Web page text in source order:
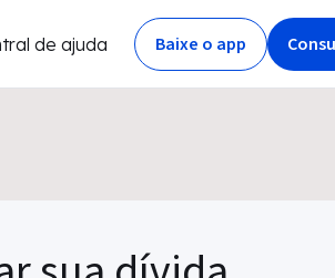
de ajuda Baixe o app